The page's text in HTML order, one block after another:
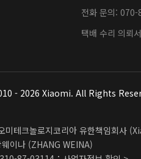
전화 문의:
택배 수리 의뢰서
- 2026 Xiaomi. All Rights
미테크놀로지코리아 유한책임회
이나 (ZHANG WEINA)